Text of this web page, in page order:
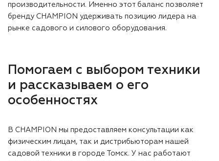
производительности. Именно этот баланс позволяет
бренду CHAMPION удерживать позицию лидера на
рынке садового и силового оборудования.
Помогаем с выбором техники
и рассказываем о его
особенностях
В CHAMPION мы предоставляем консультации как
физическим лицам, так и дистрибьюторам нашей
садовой техники в городе Томск. У нас работают